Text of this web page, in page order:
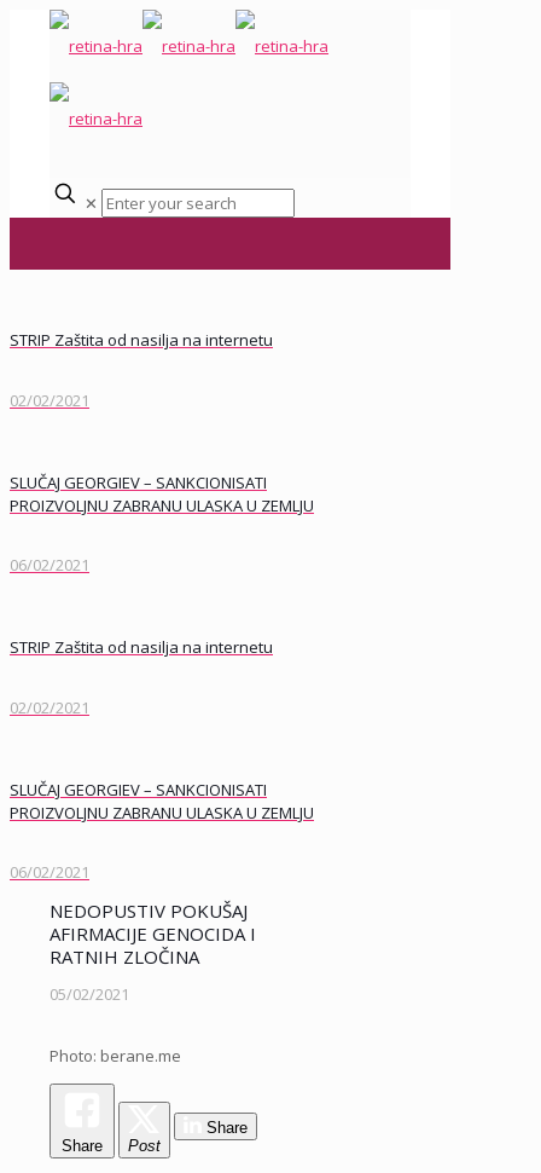
✕
STRIP Zaštita od nasilja na internetu
02/02/2021
SLUČAJ GEORGIEV – SANKCIONISATI
PROIZVOLJNU ZABRANU ULASKA U ZEMLJU
06/02/2021
STRIP Zaštita od nasilja na internetu
02/02/2021
SLUČAJ GEORGIEV – SANKCIONISATI
PROIZVOLJNU ZABRANU ULASKA U ZEMLJU
06/02/2021
NEDOPUSTIV POKUŠAJ
AFIRMACIJE GENOCIDA I
RATNIH ZLOČINA
05/02/2021
Photo: berane.me
Share Post
Share